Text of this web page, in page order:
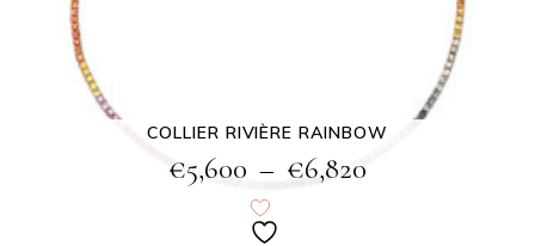
COLLIER RIVIÈRE RAINBOW
€5,600 – €6,820